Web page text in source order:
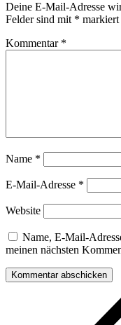
Deine E-Mail-Adresse
Felder sind mit * markiert
Kommentar *
Name *
E-Mail-Adresse *
Website
Name, E-Mail-
meinen nächsten